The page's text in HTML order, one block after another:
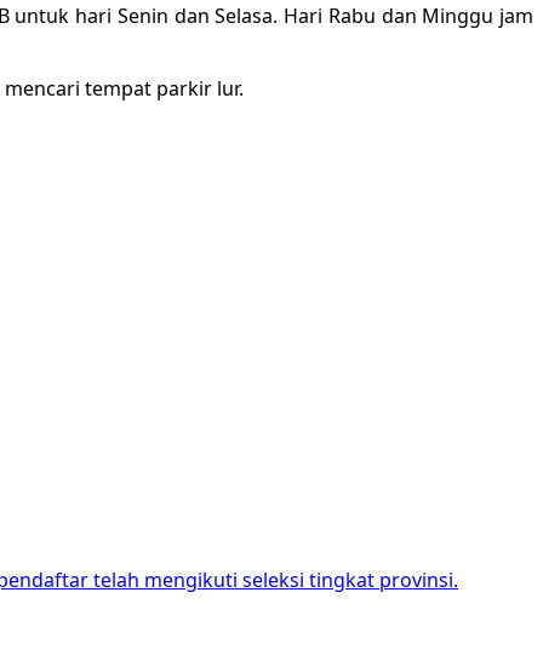
untuk hari Senin dan Selasa. Hari Rabu dan Minggu jam
tempat parkir lur.